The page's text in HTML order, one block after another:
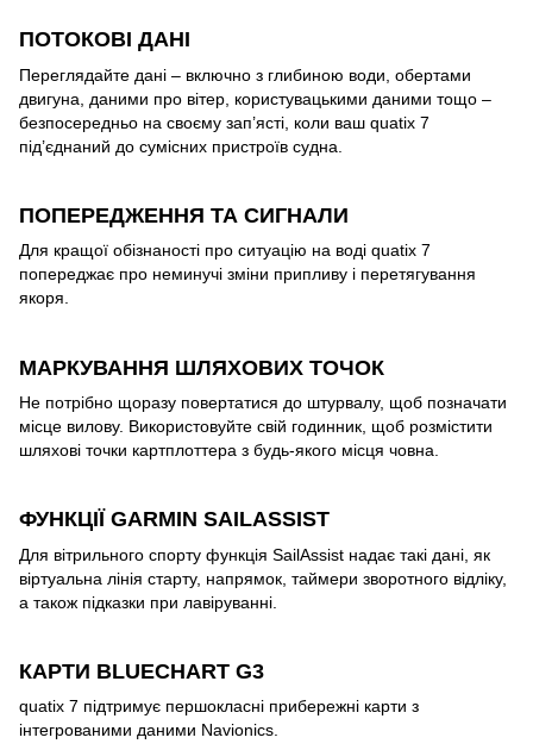
ПОТОКОВІ ДАНІ
Переглядайте дані – включно з глибиною води, обертами
двигуна, даними про вітер, користувацькими даними тощо –
безпосередньо на своєму зап’ясті, коли ваш quatix 7
під’єднаний до сумісних пристроїв судна.
ПОПЕРЕДЖЕННЯ ТА СИГНАЛИ
Для кращої обізнаності про ситуацію на воді quatix 7
попереджає про неминучі зміни припливу і перетягування
якоря.
МАРКУВАННЯ ШЛЯХОВИХ ТОЧОК
Не потрібно щоразу повертатися до штурвалу, щоб позначати
місце вилову. Використовуйте свій годинник, щоб розмістити
шляхові точки картплоттера з будь-якого місця човна.
ФУНКЦІЇ GARMIN SAILASSIST
Для вітрильного спорту функція SailAssist надає такі дані, як
віртуальна лінія старту, напрямок, таймери зворотного відліку,
а також підказки при лавіруванні.
КАРТИ BLUECHART G3
quatix 7 підтримує першокласні прибережні карти з
інтегрованими даними Navionics.